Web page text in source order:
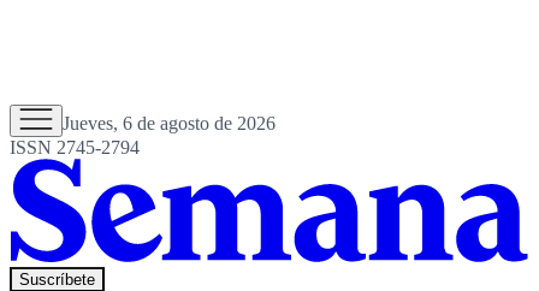
Jueves, 6 de agosto de 2026
ISSN 2745-2794
Suscríbete